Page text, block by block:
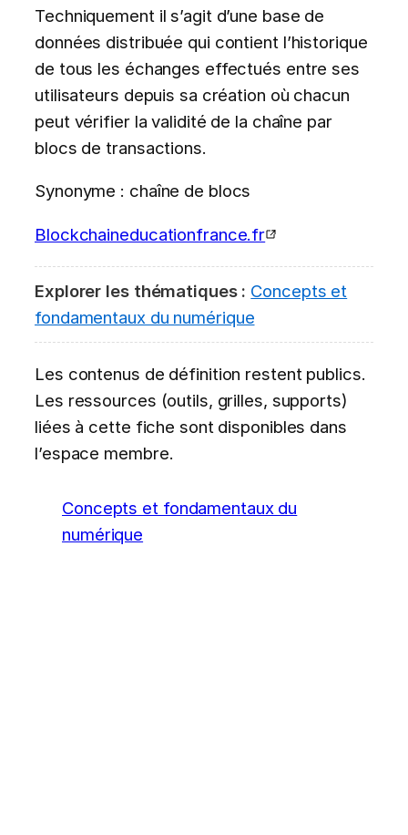
Techniquement il s’agit d’une base de
données distribuée qui contient l’historique
de tous les échanges effectués entre ses
utilisateurs depuis sa création où chacun
peut vérifier la validité de la chaîne par
blocs de transactions.
Synonyme : chaîne de blocs
Blockchaineducationfrance.fr
Explorer les thématiques : Concepts et
fondamentaux du numérique
Les contenus de définition restent publics.
Les ressources (outils, grilles, supports)
liées à cette fiche sont disponibles dans
l’espace membre.
Concepts et fondamentaux du
numérique